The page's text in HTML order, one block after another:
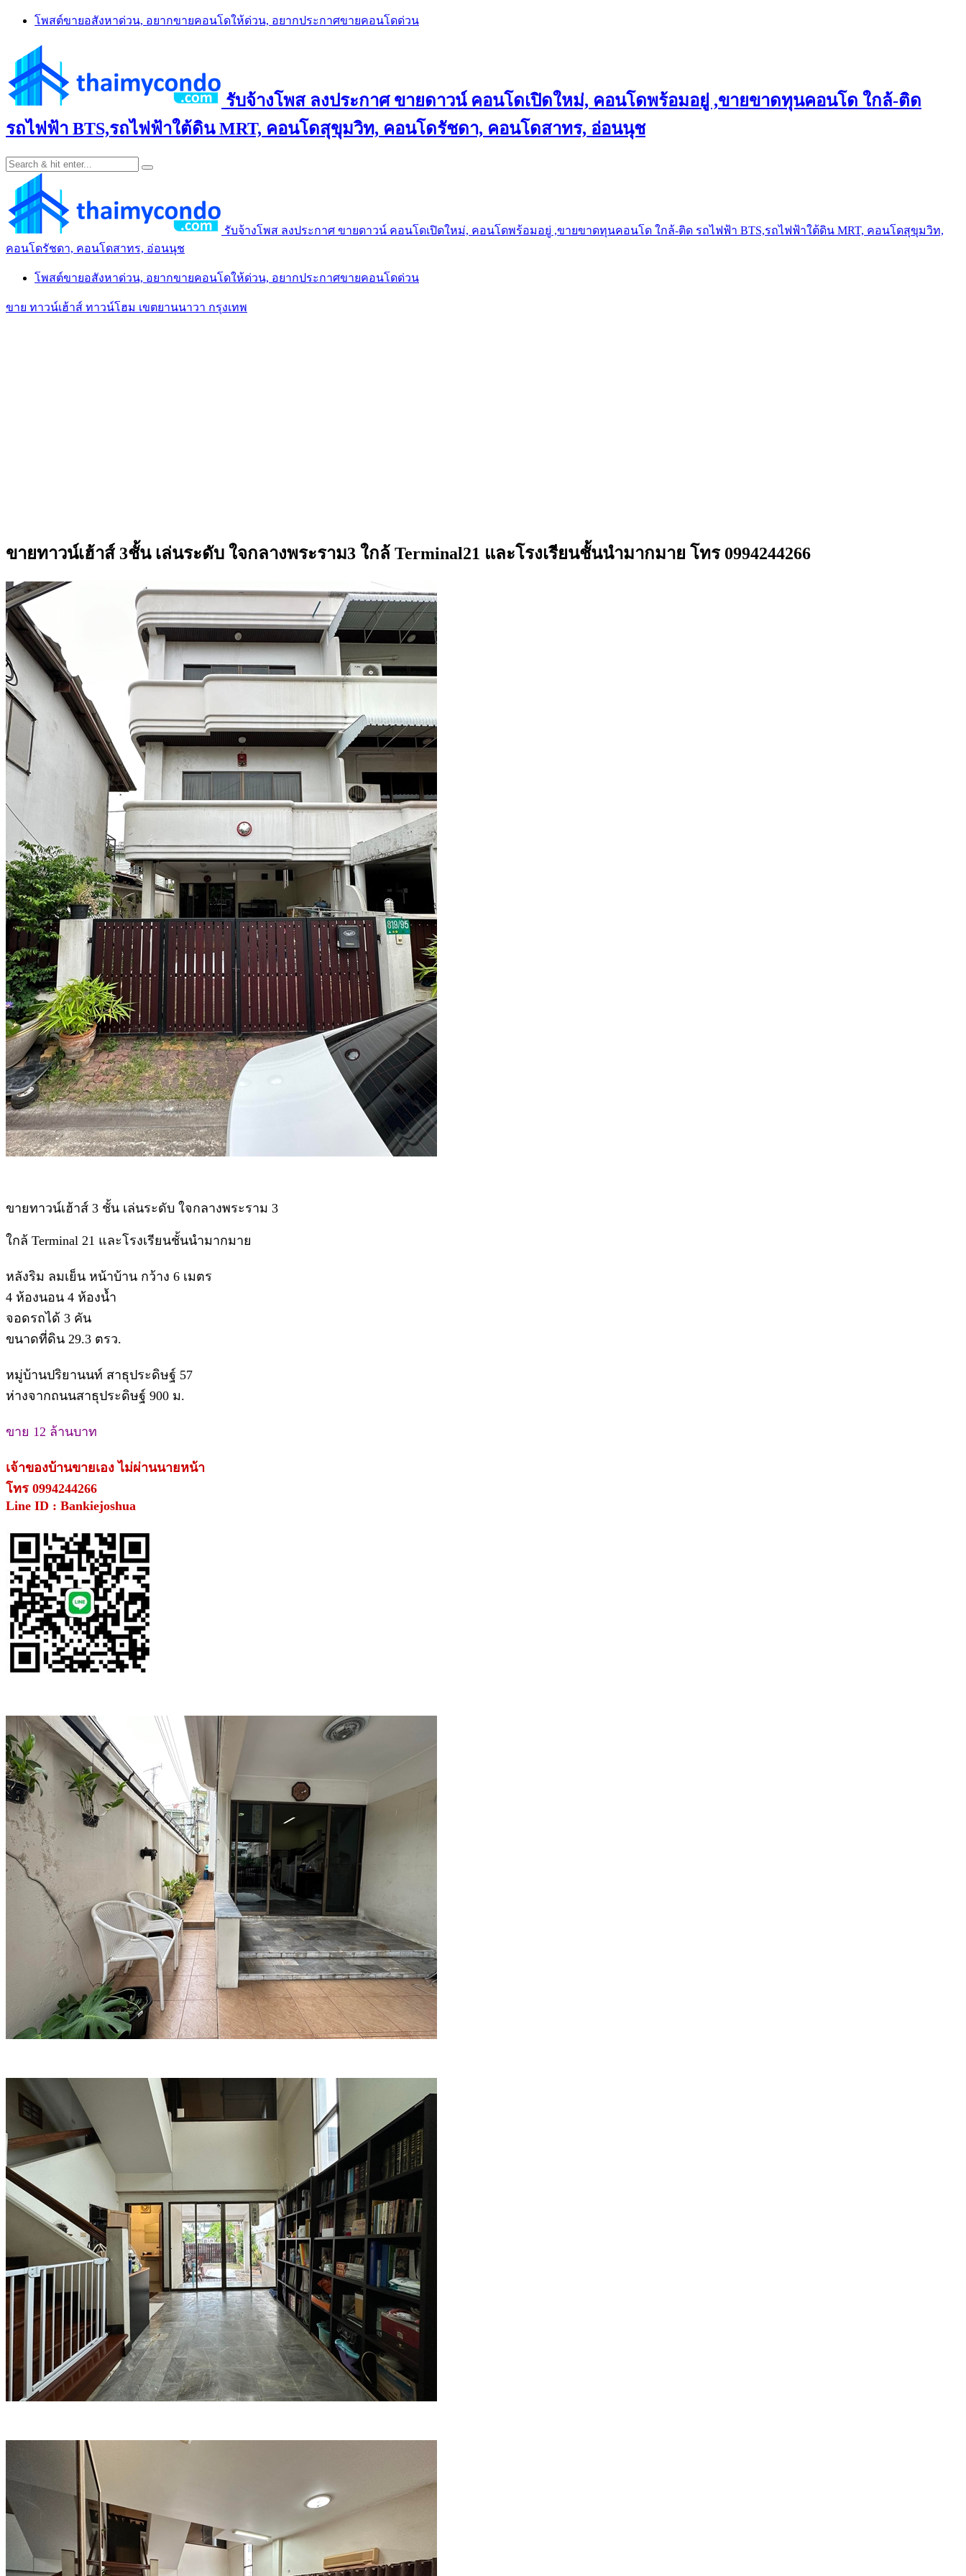
Skip
โพสต์ขายอสังหาด่วน, อยากขายคอนโดให้ด่วน, อยากประกาศขายคอนโดด่วน
รับจ้างโพส ลงประกาศ ขายดาวน์ คอนโดเปิดใหม่, คอนโดพร้อมอยู่ ,ขายขาดทุนคอนโด ใกล้-ติด
รถไฟฟ้า BTS,รถไฟฟ้าใต้ดิน MRT, คอนโดสุขุมวิท, คอนโดรัชดา, คอนโดสาทร, อ่อนนุช
รับจ้างโพส ลงประกาศ ขายดาวน์ คอนโดเปิดใหม่, คอนโดพร้อมอยู่ ,ขายขาดทุนคอนโด ใกล้-ติด รถไฟฟ้า BTS,รถไฟฟ้าใต้ดิน MRT, คอนโดสุขุมวิท,
คอนโดรัชดา, คอนโดสาทร, อ่อนนุช
โพสต์ขายอสังหาด่วน, อยากขายคอนโดให้ด่วน, อยากประกาศขายคอนโดด่วน
ขาย ทาวน์เฮ้าส์ ทาวน์โฮม เขตยานนาวา กรุงเทพ
ขายทาวน์เฮ้าส์ 3ชั้น เล่นระดับ ใจกลางพระราม3 ใกล้ Terminal21 และโรงเรียนชั้นนำมากมาย โทร 0994244266
ขายทาวน์เฮ้าส์ 3 ชั้น เล่นระดับ ใจกลางพระราม 3
ใกล้ Terminal 21 และโรงเรียนชั้นนำมากมาย
หลังริม ลมเย็น หน้าบ้าน กว้าง 6 เมตร
4 ห้องนอน 4 ห้องน้ำ
จอดรถได้ 3 คัน
ขนาดที่ดิน 29.3 ตรว.
หมู่บ้านปริยานนท์ สาธุประดิษฐ์ 57
ห่างจากถนนสาธุประดิษฐ์ 900 ม.
ขาย 12 ล้านบาท
เจ้าของบ้านขายเอง ไม่ผ่านนายหน้า
โทร 0994244266
Line ID : Bankiejoshua